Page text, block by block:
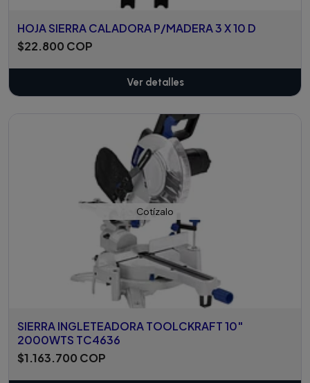
HOJA SIERRA CALADORA P/MADERA 3 X 10 D
$22.800 COP
Ver detalles
Cotízalo
SIERRA INGLETEADORA TOOLCKRAFT 10"
2000WTS TC4636
$1.163.700 COP